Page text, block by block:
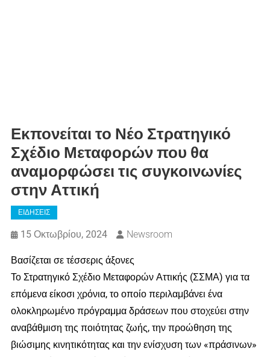
Εκπονείται το Νέο Στρατηγικό
Σχέδιο Μεταφορών που θα
αναμορφώσει τις συγκοινωνίες
στην Αττική
ΕΙΔΗΣΕΙΣ
15 Οκτωβρίου, 2024 Newsroom
Βασίζεται σε τέσσερις άξονες
Το Στρατηγικό Σχέδιο Μεταφορών Αττικής (ΣΣΜΑ) για τα
επόμενα είκοσι χρόνια, το οποίο περιλαμβάνει ένα
ολοκληρωμένο πρόγραμμα δράσεων που στοχεύει στην
αναβάθμιση της ποιότητας ζωής, την προώθηση της
βιώσιμης κινητικότητας και την ενίσχυση των «πράσινων»